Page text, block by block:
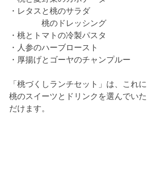
・レタスと桃のサラダ
桃のドレッシング
・桃とトマトの冷製パスタ
・人参のハーブロースト
・厚揚げとゴーヤのチャンプルー
「桃づくしランチセット」は、これに
桃のスイーツとドリンクを選んでいた
だけます。